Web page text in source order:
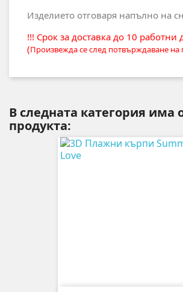
Изделието отговаря напълно на
!!! Срок за доставка до 10 работни
(Произвежда се след потвърждаване на
В следната категория има
продукта: